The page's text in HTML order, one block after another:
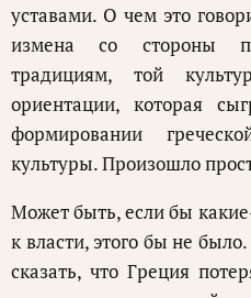
уставами. О чем это
измена со стороны
традициям, той
ориентации, которая
формировании
культуры. Произошло
Может быть, если бы
к власти, этого бы не
сказать, что Греция